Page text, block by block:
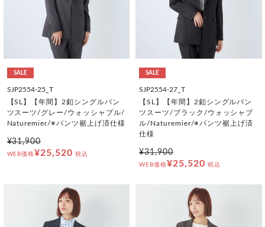
SALE
SJP2554-25_T
【SL】【年間】2釦シングルパン
ツスーツ/グレー/ウォッシャブル/
Naturemier/※パンツ裾上げ済仕様
¥31,900
WEB価格¥25,520 税込
SALE
SJP2554-27_T
【SL】【年間】2釦シングルパン
ツスーツ/ブラック/ウォッシャブ
ル/Naturemier/※パンツ裾上げ済
仕様
¥31,900
WEB価格¥25,520 税込